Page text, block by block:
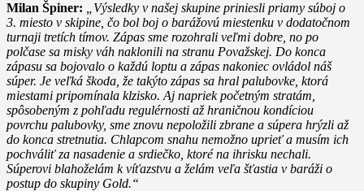
Milan Špiner:
„Výsledky v našej skupine priniesli priamy súboj o
3. miesto v skipine, čo bol boj o barážovú miestenku v dodatočnom
turnaji tretích tímov. Zápas sme rozohrali veľmi dobre, no po
polčase sa misky váh naklonili na stranu Považskej. Do konca
zápasu sa bojovalo o každú loptu a zápas nakoniec ovládol náš
súper. Je veľká škoda, že takýto zápas sa hral palubovke, ktorá
miestami pripomínala klzisko. Aj napriek početným stratám,
spôsobeným z pohľadu regulérnosti až hraničnou kondíciou
povrchu palubovky, sme znovu nepoložili zbrane a súpera hrýzli až
do konca stretnutia. Chlapcom snahu nemožno uprieť a musím ich
pochváliť za nasadenie a srdiečko, ktoré na ihrisku nechali.
Súperovi blahoželám k víťazstvu a želám veľa šťastia v baráži o
postup do skupiny Gold.“